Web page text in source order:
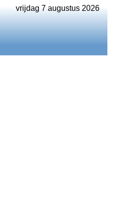
vrijdag 7 augustus 2026